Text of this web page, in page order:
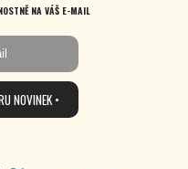
NA VÁŠ E-MAIL
NOVINEK •